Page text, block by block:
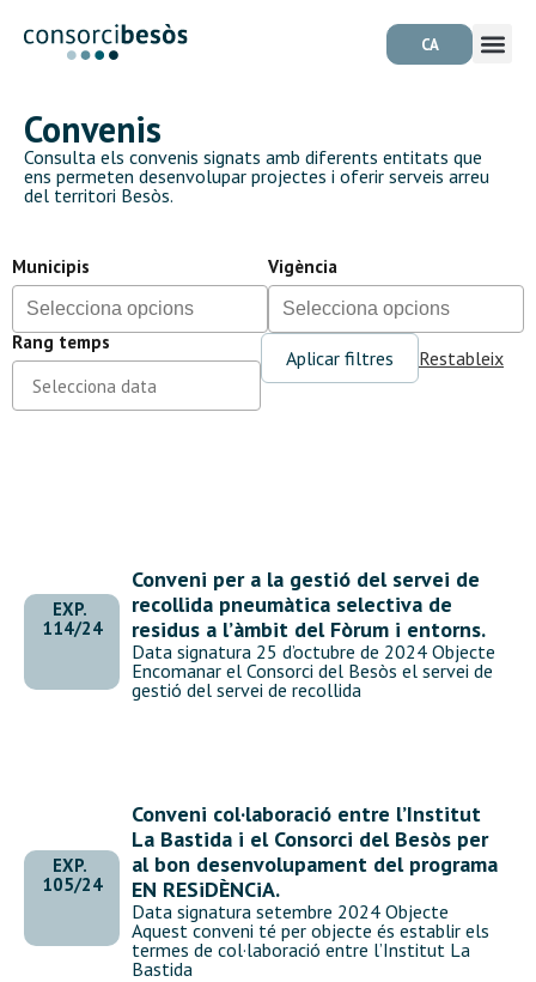
CA
Convenis
Consulta els convenis signats amb diferents entitats que
ens permeten desenvolupar projectes i oferir serveis arreu
del territori Besòs.
Municipis Vigència
Rang temps
Aplicar filtres Restableix
EXP.
114/24
Conveni per a la gestió del servei de
recollida pneumàtica selectiva de
residus a l’àmbit del Fòrum i entorns.
Data signatura 25 d’octubre de 2024 Objecte
Encomanar el Consorci del Besòs el servei de
gestió del servei de recollida
EXP.
105/24
Conveni col·laboració entre l’Institut
La Bastida i el Consorci del Besòs per
al bon desenvolupament del programa
EN RESiDÈNCiA.
Data signatura setembre 2024 Objecte
Aquest conveni té per objecte és establir els
termes de col·laboració entre l’Institut La
Bastida